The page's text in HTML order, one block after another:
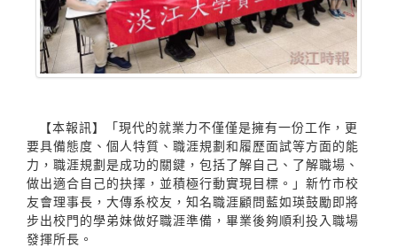
【本報訊】「現代的就業力不僅僅是擁有一份工作，更
要具備態度、個人特質、職涯規劃和履歷面試等方面的能
力，職涯規劃是成功的關鍵，包括了解自己、了解職場、
做出適合自己的抉擇，並積極行動實現目標。」新竹市校
友會理事長，大傳系校友，知名職涯顧問藍如瑛鼓勵即將
步出校門的學弟妹做好職涯準備，畢業後夠順利投入職場
發揮所長。